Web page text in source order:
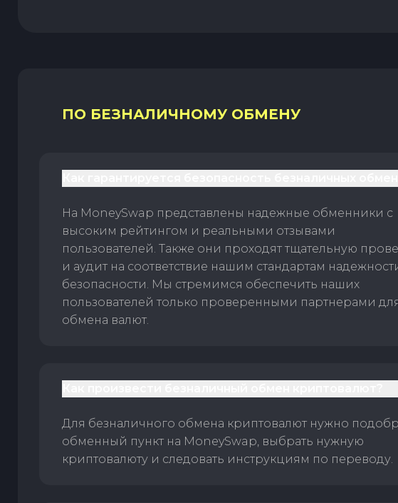
ПО БЕЗНАЛИЧНОМУ ОБМЕНУ
На MoneySwap представлены надежные обменники с
высоким рейтингом и реальными отзывами
пользователей. Также они проходят тщательную
и аудит на соответствие нашим стандартам
безопасности. Мы стремимся обеспечить наших
пользователей только проверенными партнерами
обмена валют.
Для безналичного обмена криптовалют нужно
обменный пункт на MoneySwap, выбрать нужную
криптовалюту и следовать инструкциям по переводу.